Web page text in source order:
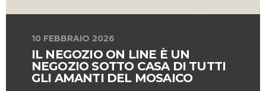
10 FEBBRAIO 2026
IL NEGOZIO ON LINE È UN
NEGOZIO SOTTO CASA DI TUTTI
GLI AMANTI DEL MOSAICO